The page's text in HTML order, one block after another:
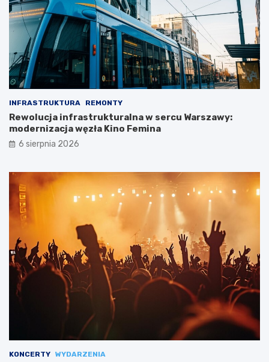
INFRASTRUKTURA REMONTY
Rewolucja infrastrukturalna w sercu Warszawy:
modernizacja węzła Kino Femina
6 sierpnia 2026
KONCERTY WYDARZENIA